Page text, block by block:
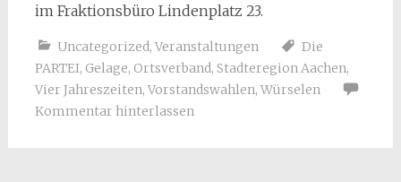
im Fraktionsbüro Lindenplatz 23.
Uncategorized, Veranstaltungen
Die
PARTEI, Gelage, Ortsverband, Stadteregion Aachen,
Vier Jahreszeiten, Vorstandswahlen, Würselen
Kommentar hinterlassen